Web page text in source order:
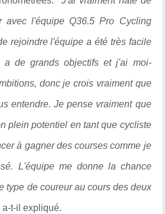
avec l'équipe Q36.5 Pro Cycling
rejoindre l'équipe a été très facile
a de grands objectifs et j'ai moi-
donc je crois vraiment que
entendre. Je pense vraiment que
plein potentiel en tant que cycliste
à gagner des courses comme je
L'équipe me donne la chance
type de coureur au cours des deux
a-t-il expliqué.